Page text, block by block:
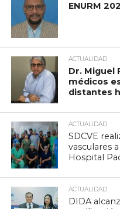
ENURM
ACTUALIDAD
Dr. Miguel
médicos
distantes
ACTUALIDAD
SDCVE
vasculares
Hospital
ACTUALIDAD
DIDA